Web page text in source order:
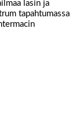
lasin ja
tapahtumassa